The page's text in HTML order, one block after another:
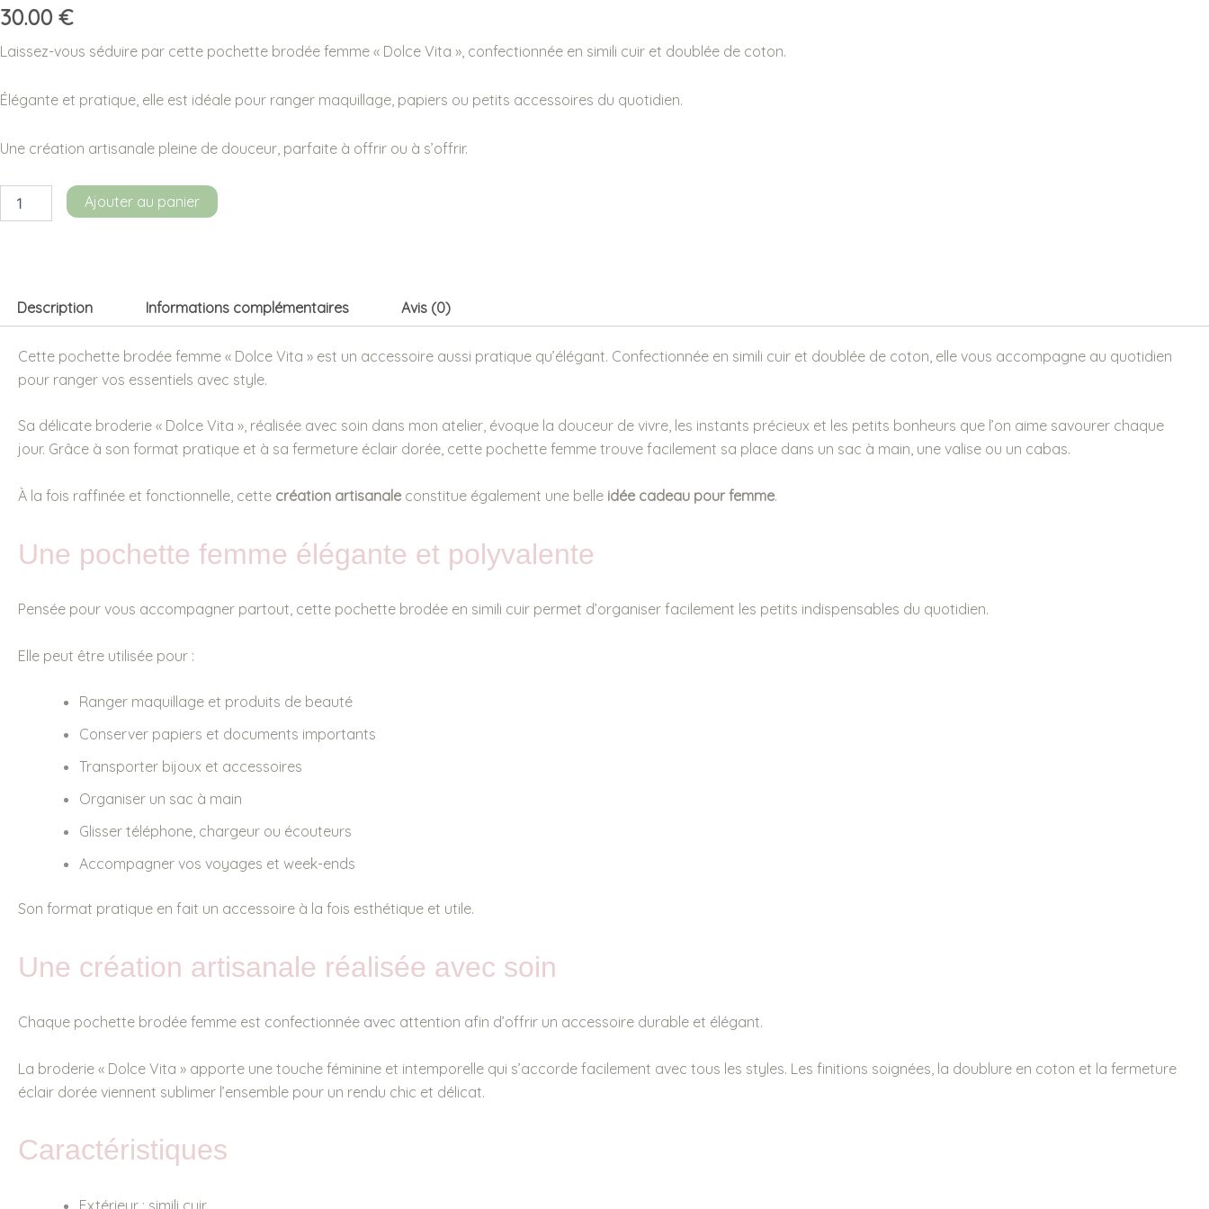
30.00 €
Laissez-vous séduire par cette pochette brodée femme « Dolce Vita », confectionnée en simili cuir et doublée de coton.
Élégante et pratique, elle est idéale pour ranger maquillage, papiers ou petits accessoires du quotidien.
Une création artisanale pleine de douceur, parfaite à offrir ou à s’offrir.
Dolce
Ajouter au panier
Description Informations complémentaires Avis (0)
Cette pochette brodée femme « Dolce Vita » est un accessoire aussi pratique qu’élégant. Confectionnée en simili cuir et doublée de coton, elle vous accompagne au quotidien
pour ranger vos essentiels avec style.
Sa délicate broderie « Dolce Vita », réalisée avec soin dans mon atelier, évoque la douceur de vivre, les instants précieux et les petits bonheurs que l’on aime savourer chaque
jour. Grâce à son format pratique et à sa fermeture éclair dorée, cette pochette femme trouve facilement sa place dans un sac à main, une valise ou un cabas.
À la fois raffinée et fonctionnelle, cette création artisanale constitue également une belle idée cadeau pour femme.
Une pochette femme élégante et polyvalente
Pensée pour vous accompagner partout, cette pochette brodée en simili cuir permet d’organiser facilement les petits indispensables du quotidien.
Elle peut être utilisée pour :
Ranger maquillage et produits de beauté
Conserver papiers et documents importants
Transporter bijoux et accessoires
Organiser un sac à main
Glisser téléphone, chargeur ou écouteurs
Accompagner vos voyages et week-ends
Son format pratique en fait un accessoire à la fois esthétique et utile.
Une création artisanale réalisée avec soin
Chaque pochette brodée femme est confectionnée avec attention afin d’offrir un accessoire durable et élégant.
La broderie « Dolce Vita » apporte une touche féminine et intemporelle qui s’accorde facilement avec tous les styles. Les finitions soignées, la doublure en coton et la fermeture
éclair dorée viennent sublimer l’ensemble pour un rendu chic et délicat.
Caractéristiques
Extérieur : simili cuir